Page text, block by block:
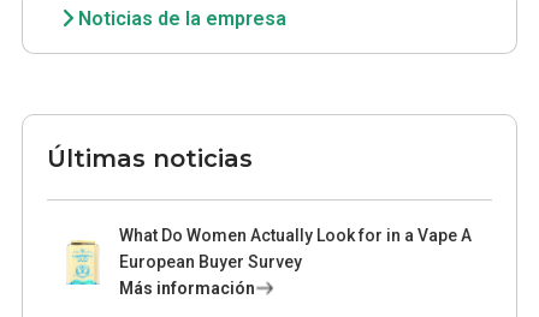
Noticias de la empresa
Últimas noticias
What Do Women Actually Look for in a Vape A
European Buyer Survey
Más información